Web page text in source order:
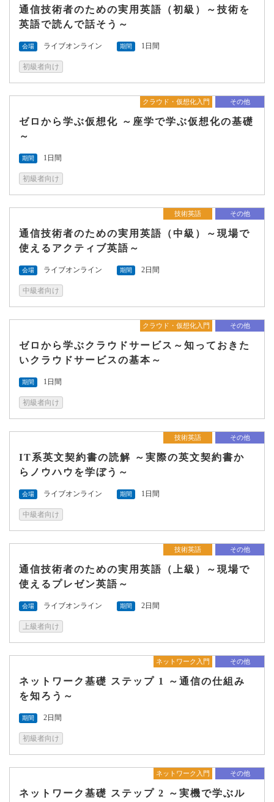
通信技術者のための実用英語（初級）～技術を
英語で読んで話そう～
会場 ライブオンライン 期間 1日間
初級者向け
ゼロから学ぶ仮想化 ～座学で学ぶ仮想化の基礎
～
期間 1日間
初級者向け
クラウド・仮想化入門 その他
通信技術者のための実用英語（中級）～現場で
使えるアクティブ英語～
会場 ライブオンライン 期間 2日間
中級者向け
技術英語 その他
ゼロから学ぶクラウドサービス～知っておきた
いクラウドサービスの基本～
期間 1日間
初級者向け
クラウド・仮想化入門 その他
IT系英文契約書の読解 ～実際の英文契約書か
らノウハウを学ぼう～
会場 ライブオンライン 期間 1日間
中級者向け
技術英語 その他
通信技術者のための実用英語（上級）～現場で
使えるプレゼン英語～
会場 ライブオンライン 期間 2日間
上級者向け
技術英語 その他
ネットワーク基礎 ステップ 1 ～通信の仕組み
を知ろう～
期間 2日間
初級者向け
ネットワーク入門 その他
ネットワーク基礎 ステップ 2 ～実機で学ぶル
ネットワーク入門 その他